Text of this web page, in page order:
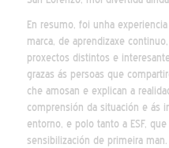
En resumo, foi unha
marca, de aprendizaxe
proxectos distintos e
grazas ás persoas que
che amosan e explican a
comprensión da situación e ás
entorno, e polo tanto a ESF,
sensibilización de primeira man.